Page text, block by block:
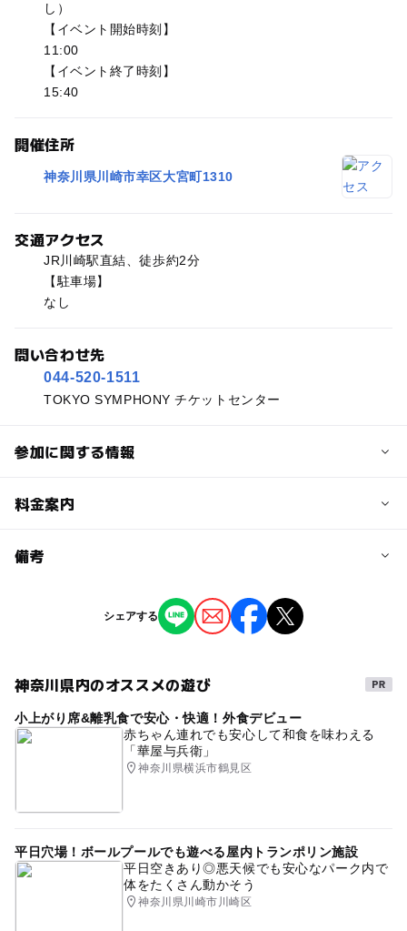
し）
【イベント開始時刻】
11:00
【イベント終了時刻】
15:40
開催住所
神奈川県川崎市幸区大宮町1310
交通アクセス
JR川崎駅直結、徒歩約2分
【駐車場】
なし
問い合わせ先
044-520-1511
TOKYO SYMPHONY チケットセンター
参加に関する情報
予約/応募
料金案内
料金について
※0～2歳は保護者膝上の場合は無料
備考
※掲載の情報は天候や主催者側の都合などにより変更にな
ることがあります。
シェアする
神奈川県内のオススメの遊び
小上がり席&離乳食で安心・快適！外食デビュー
赤ちゃん連れでも安心して和食を味わえる
「華屋与兵衛」
神奈川県横浜市鶴見区
平日穴場！ボールプールでも遊べる屋内トランポリン施設
平日空きあり◎悪天候でも安心なパーク内で
体をたくさん動かそう
神奈川県川崎市川崎区